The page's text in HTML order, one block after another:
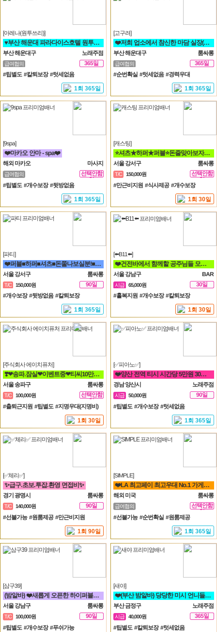
[아레나(원투쓰리)]
♥️부산 해운대 파라다이스호텔 원투쓰리 클럽 영업진 구합니다♥️
부산 해운대구 노래주점
급여협의
365일
#팁별도 #칼퇴보장 #텃세없음
1회 365일
[고구려]
❤️저희 업소에서 참신한 마담 실장(멤버) 영업진 구좌 사장님들을 모십니다❤️
부산 해운대구 룸싸롱
급여협의
365일
#순번확실 #텃세없음 #경력우대
1회 365일
[9spa]
❤️마카오 안마 - spa❤️
해외 마카오 마사지
급여협의
선택안함
일
#팁별도 #개수보장 #뒷방없음
1회 365일
[캐스팅]
⭐셔츠★하퍼★퍼블⭐돈줄맞아보자★갯수보장★술강요NO★출퇴근자유⭐
서울 강서구 룸싸롱
T/C 150,000원
선택안함
일
#만근비지원 #식사제공 #개수보장
1회 30일
[파티]
❤️퍼블■하퍼■셔츠■돈쭐나보실분!■술강요X■출퇴근맘대로■갯수보장❤️
서울 강서구 룸싸롱
T/C 150,000원
90일
#개수보장 #뒷방없음 #칼퇴보장
1회 365일
[⬅️B11⬅️]
❤️건전바에서 함께할 공주님들 모집합니다❤️
서울 강남구 BAR
시급 65,000원
30일
#홀복지원 #개수보장 #칼퇴보장
1회 30일
[주식회사 에이치퓨처]
❣️❤송파.잠실❤이벤트중❤티씨10만❤평균10개❤❣️
서울 송파구 룸싸롱
T/C 100,000원
선택안함
일
#출퇴근지원 #팁별도 #지명우대(지명비)
1회 30일
[✅피아노✅]
❤️양산 전역 티시 시간당 5만원 30세 ~ 50세❤️
경남 양산시 노래주점
시급 50,000원
90일
#팁별도 #개수보장 #텃세없음
1회 365일
[✅체리✅]
✨급구.초보.투잡.환영 면접비✨
경기 광명시 룸싸롱
T/C 140,000원
90일
#선불가능 #원룸제공 #만근비지원
1회 90일
[SIMPLE]
❤️LA 최고페이 최고우대 No.1 가게에서 직원 모집합니다❤️
해외 미국 룸싸롱
급여협의
선택안함
일
#선불가능 #순번확실 #원룸제공
1회 365일
[삼구39]
(밤알바) ❤️새롭게 오픈한 하이퍼블릭 샤이니 입니다!!!❤️
서울 강남구 룸싸롱
T/C 100,000원
90일
#팁별도 #개수보장 #푸쉬가능
[새야]
❤️(부산 밤알바) 당당한 미시 언니들 구함❤️동래 노래방알바
부산 금정구 노래주점
시급 40,000원
365일
#팁별도 #칼퇴보장 #텃세없음